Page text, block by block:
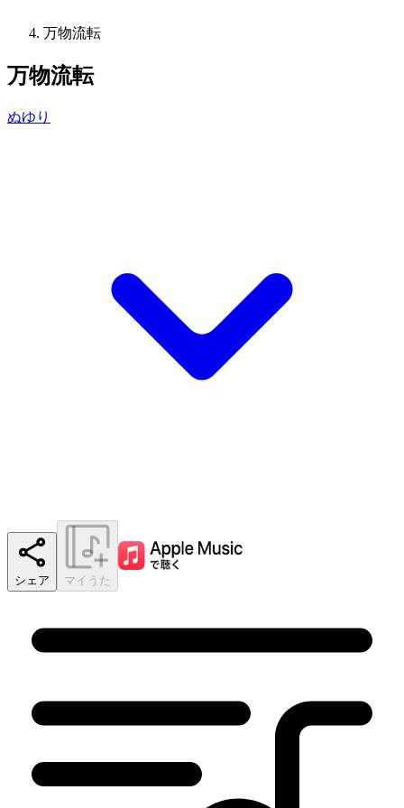
万物流転
万物流転
ぬゆり
シェア マイうた